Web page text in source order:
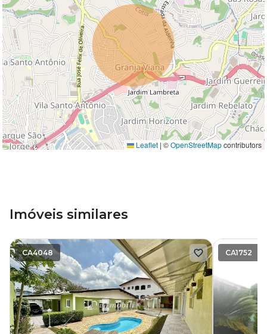
Leaflet | ©OpenStreetMapcontributors
Imóveis similares
CA4048 CA1752